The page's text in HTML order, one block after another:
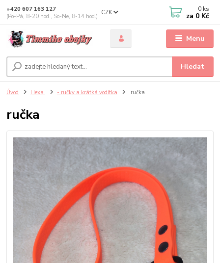
Menu
CZK
Hledat
+420 607 163 127
(Po-Pá, 8-20 hod., So-Ne, 8-14 hod.)
0 ks
za 0 Kč
Úvod Hexa - ručky a krátká vodítka ručka
ručka